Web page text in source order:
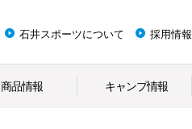
石井スポーツについて 採用情報
商品情報 キャンプ情報